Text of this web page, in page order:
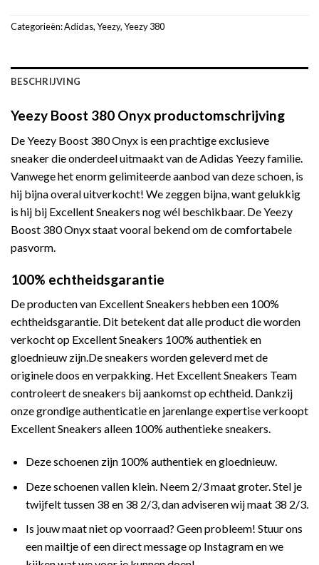
Categorieën:Adidas,Yeezy,Yeezy 380
BESCHRIJVING
Yeezy Boost 380 Onyx productomschrijving
De Yeezy Boost 380 Onyx is een prachtige exclusieve
sneaker die onderdeel uitmaakt van de Adidas Yeezy familie.
Vanwege het enorm gelimiteerde aanbod van deze schoen, is
hij bijna overal uitverkocht! We zeggen bijna, want gelukkig
is hij bij Excellent Sneakers nog wél beschikbaar. De Yeezy
Boost 380 Onyx staat vooral bekend om de comfortabele
pasvorm.
100% echtheidsgarantie
De producten van Excellent Sneakers hebben een 100%
echtheidsgarantie. Dit betekent dat alle product die worden
verkocht op Excellent Sneakers 100% authentiek en
gloednieuw zijn.De sneakers worden geleverd met de
originele doos en verpakking. Het Excellent Sneakers Team
controleert de sneakers bij aankomst op echtheid. Dankzij
onze grondige authenticatie en jarenlange expertise verkoopt
Excellent Sneakers alleen 100% authentieke sneakers.
Deze schoenen zijn 100% authentiek en gloednieuw.
Deze schoenen vallen klein. Neem 2/3 maat groter. Stel je
twijfelt tussen 38 en 38 2/3, dan adviseren wij maat 38 2/3.
Is jouw maat niet op voorraad? Geen probleem! Stuur ons
een mailtje of een direct message op Instagram en we